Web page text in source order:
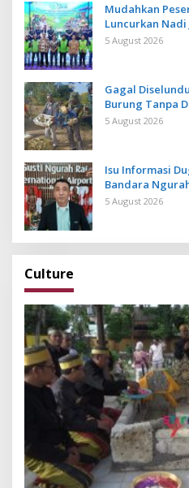
Mudahkan
Luncurkan Nadi
Menabung
5 August 2026
Gagal
Burung Tanpa
Cegah Ancaman
5 August 2026
Isu Informasi
Bandara
Operasional
5 August 2026
Culture